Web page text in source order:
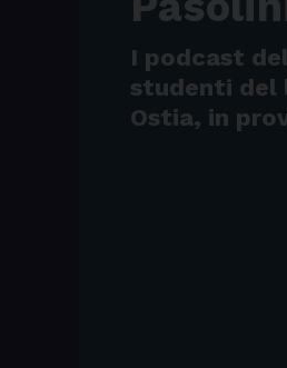
I podcast
studenti del
Ostia, in